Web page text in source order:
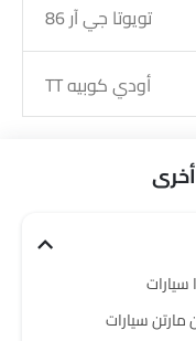
تويوتا جي آر 86
أودي كوبيه TT
سيارات
مارتن سيارات